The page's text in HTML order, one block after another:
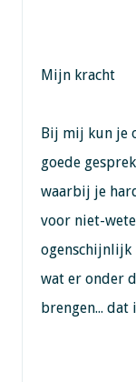
Mijn kracht
Bij mij kun je
goede
waarbij je
voor niet-
ogenschijnlijk
wat er onder
brengen... dat